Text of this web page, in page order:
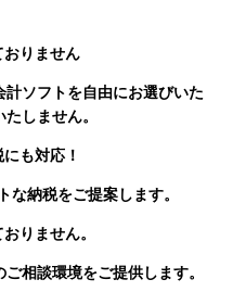
おりません
ソフトを自由にお選びいた
しません。
も対応！
納税をご提案します。
りません。
相談環境をご提供します。